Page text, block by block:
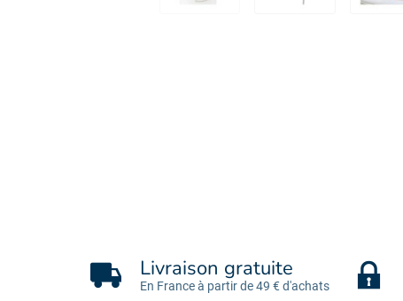
Livraison gratuite
En France à partir de 49 € d'achats